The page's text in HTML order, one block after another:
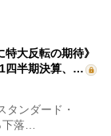
特大反転の期待》
四半期決算、…
ンダード・
下落…